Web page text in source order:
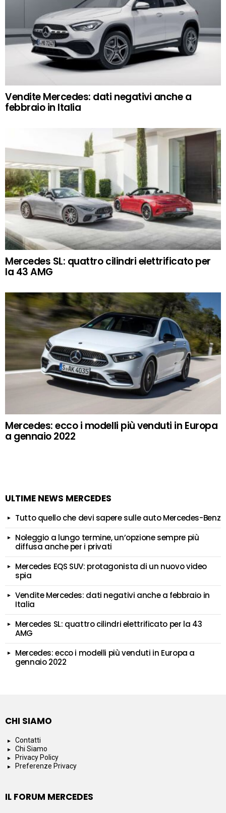
Vendite Mercedes: dati negativi anche a
febbraio in Italia
Mercedes SL: quattro cilindri elettrificato per
la 43 AMG
Mercedes: ecco i modelli più venduti in Europa
a gennaio 2022
ULTIME NEWS MERCEDES
Tutto quello che devi sapere sulle auto Mercedes-Benz
Noleggio a lungo termine, un’opzione sempre più
diffusa anche per i privati
Mercedes EQS SUV: protagonista di un nuovo video
spia
Vendite Mercedes: dati negativi anche a febbraio in
Italia
Mercedes SL: quattro cilindri elettrificato per la 43
AMG
Mercedes: ecco i modelli più venduti in Europa a
gennaio 2022
CHI SIAMO
Contatti
Chi Siamo
Privacy Policy
Preferenze Privacy
IL FORUM MERCEDES